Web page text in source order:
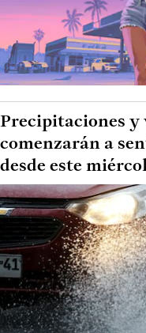
Precipitaciones y
comenzarán a
desde este